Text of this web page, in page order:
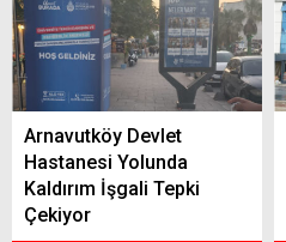
Arnavutköy Devlet
Hastanesi Yolunda
Kaldırım İşgali Tepki
Çekiyor